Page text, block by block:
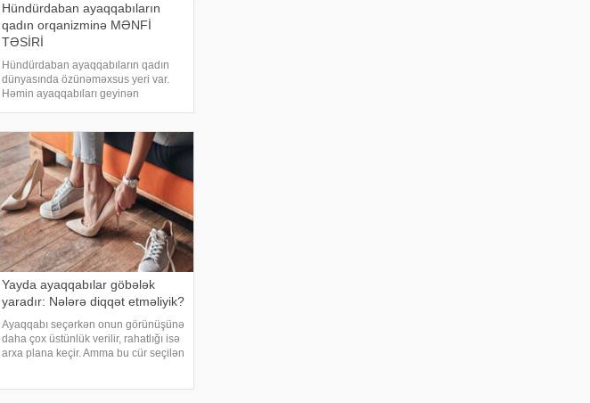
Hündürdaban ayaqqabıların
qadın orqanizminə MƏNFİ
TƏSİRİ
Hündürdaban ayaqqabıların qadın
dünyasında özünəməxsus yeri var.
Həmin ayaqqabıları geyinən
görünmək hər bir xanımın arzusu olsa
da, dikdaban ayaqqabıları geyinmə
Yayda ayaqqabılar göbələk
yaradır: Nələrə diqqət etməliyik?
Ayaqqabı seçərkən onun görünüşünə
daha çox üstünlük verilir, rahatlığı isə
arxa plana keçir. Amma bu cür seçilən